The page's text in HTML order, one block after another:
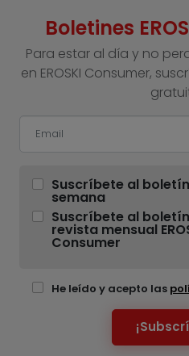
Boletines
Para estar al día y no
en EROSKI Consumer,
Suscríbete al
semana
Suscríbete al
revista mensual
Consumer
He leído y acepto las